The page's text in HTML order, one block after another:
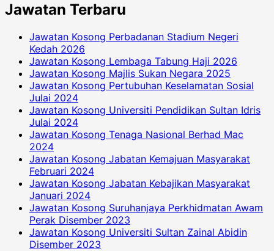
Jawatan Terbaru
Jawatan Kosong Perbadanan Stadium Negeri
Kedah 2026
Jawatan Kosong Lembaga Tabung Haji 2026
Jawatan Kosong Majlis Sukan Negara 2025
Jawatan Kosong Pertubuhan Keselamatan Sosial
Julai 2024
Jawatan Kosong Universiti Pendidikan Sultan Idris
Julai 2024
Jawatan Kosong Tenaga Nasional Berhad Mac
2024
Jawatan Kosong Jabatan Kemajuan Masyarakat
Februari 2024
Jawatan Kosong Jabatan Kebajikan Masyarakat
Januari 2024
Jawatan Kosong Suruhanjaya Perkhidmatan Awam
Perak Disember 2023
Jawatan Kosong Universiti Sultan Zainal Abidin
Disember 2023